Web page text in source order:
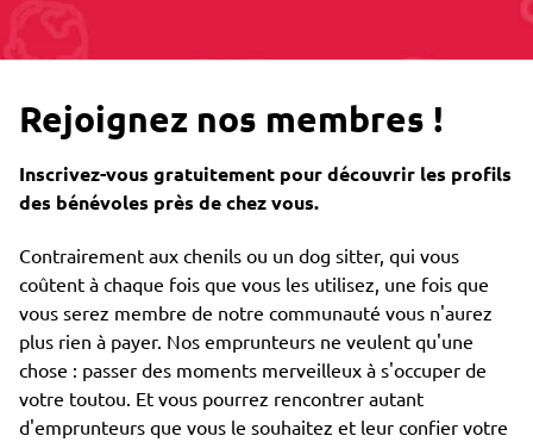
Rejoignez nos membres !
Inscrivez-vous gratuitement pour découvrir les profils
des bénévoles près de chez vous.
Contrairement aux chenils ou un dog sitter, qui vous
coûtent à chaque fois que vous les utilisez, une fois que
vous serez membre de notre communauté vous n'aurez
plus rien à payer. Nos emprunteurs ne veulent qu'une
chose : passer des moments merveilleux à s'occuper de
votre toutou. Et vous pourrez rencontrer autant
d'emprunteurs que vous le souhaitez et leur confier votre